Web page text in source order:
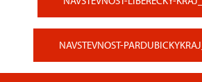
NAVSTEVNOST-